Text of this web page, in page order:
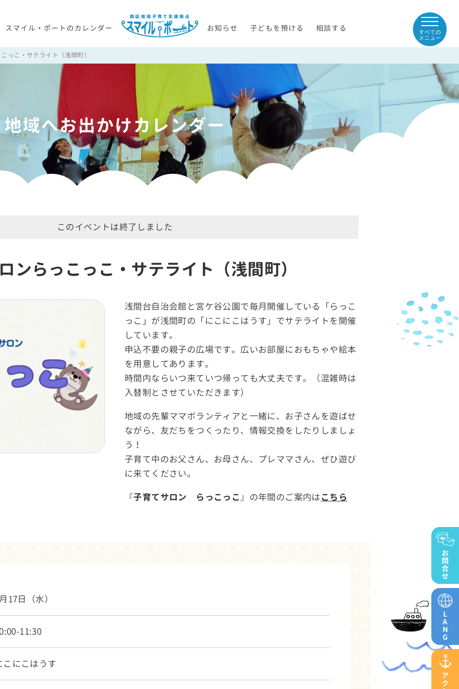
スマイル・ポートのカレンダー お知らせ 子どもを預ける 相談する すべての
メニュー
っこ・サテライト（浅間町）
お
問
合
せ
L
A
N
G
ア
ク
地域へお出かけカレンダー
このイベントは終了しました
ンらっこっこ・サテライト（浅間町）
浅間台自治会館と宮ケ谷公園で毎月開催している「らっこ
っこ」が浅間町の「にこにこはうす」でサテライトを開催
しています。
申込不要の親子の広場です。広いお部屋におもちゃや絵本
を用意してあります。
時間内ならいつ来ていつ帰っても大丈夫です。（混雑時は
入替制とさせていただきます）
地域の先輩ママボランティアと一緒に、お子さんを遊ばせ
ながら、友だちをつくったり、情報交換をしたりしましょ
う！
子育て中のお父さん、お母さん、プレママさん、ぜひ遊び
に来てください。
『子育てサロン らっこっこ』の年間のご案内はこちら
17日（水）
11:30
こにこはうす